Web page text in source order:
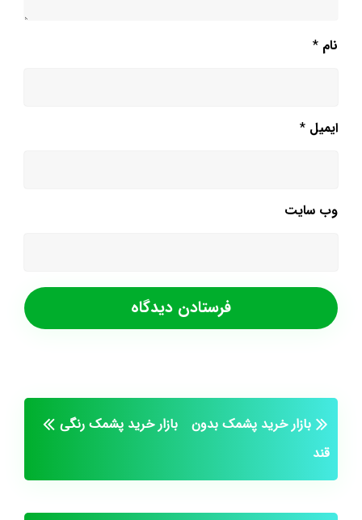
نام *
ایمیل *
وب‌ سایت
بازار خرید پشمک بدون
قند
بازار خرید پشمک رنگی